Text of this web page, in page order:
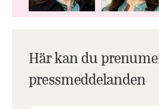
Här kan du
pressmeddelanden